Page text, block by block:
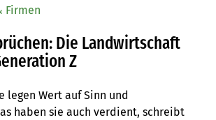
Firmen
Die Landwirtschaft
Z
legen Wert auf Sinn und
haben sie auch verdient, schreibt